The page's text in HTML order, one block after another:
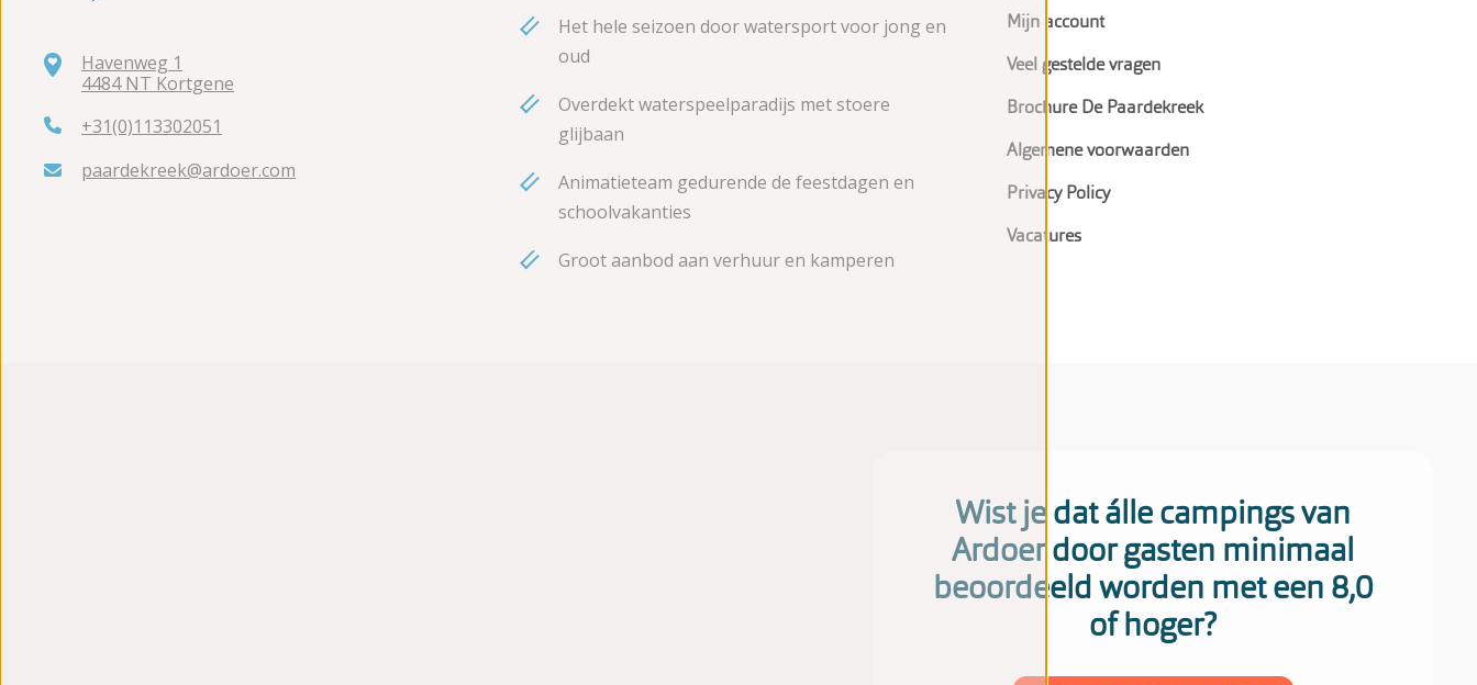
Havenweg 1
4484 NT Kortgene
+31(0)113302051
paardekreek@ardoer.com
Het hele seizoen door watersport voor jong en
oud
Overdekt waterspeelparadijs met stoere
glijbaan
Animatieteam gedurende de feestdagen en
schoolvakanties
Groot aanbod aan verhuur en kamperen
Mijn account
Veel gestelde vragen
Brochure De Paardekreek
Algemene voorwaarden
Privacy Policy
Vacatures
Wist je dat álle campings van
Ardoer door gasten minimaal
beoordeeld worden met een 8,0
of hoger?